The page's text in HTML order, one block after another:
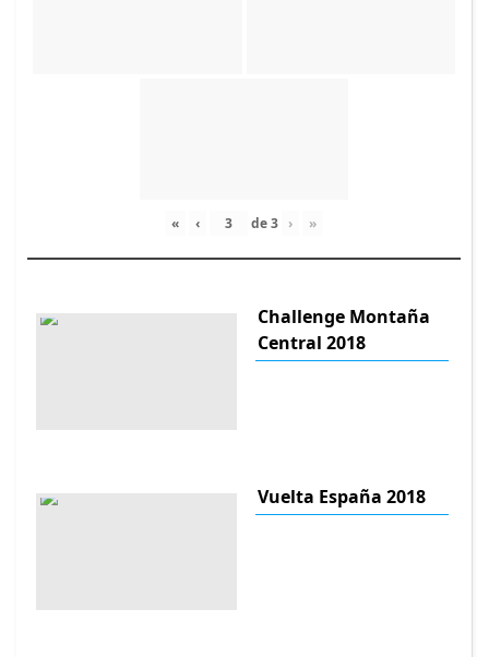
« ‹ de3 › »
Challenge Montaña
Central 2018
Vuelta España 2018